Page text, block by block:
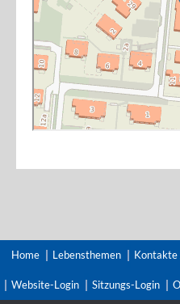
Home Lebensthemen Kontakte
Website-Login Sitzungs-Login